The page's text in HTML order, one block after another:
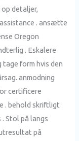
detaljer,
. ansætte
Oregon
. Eskalere
form hvis den
anmodning
certificere
. behold skriftligt
Stol på langs
på